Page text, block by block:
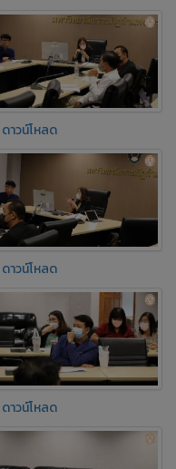
ดาวน์โหลด
ดาวน์โหลด
ดาวน์โหลด